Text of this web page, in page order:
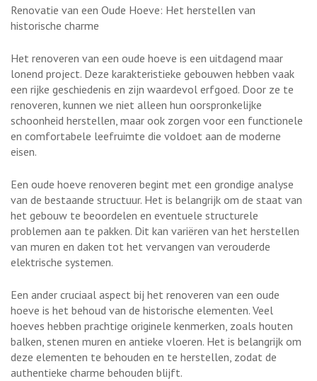
Renovatie van een Oude Hoeve: Het herstellen van
historische charme
Het renoveren van een oude hoeve is een uitdagend maar
lonend project. Deze karakteristieke gebouwen hebben vaak
een rijke geschiedenis en zijn waardevol erfgoed. Door ze te
renoveren, kunnen we niet alleen hun oorspronkelijke
schoonheid herstellen, maar ook zorgen voor een functionele
en comfortabele leefruimte die voldoet aan de moderne
eisen.
Een oude hoeve renoveren begint met een grondige analyse
van de bestaande structuur. Het is belangrijk om de staat van
het gebouw te beoordelen en eventuele structurele
problemen aan te pakken. Dit kan variëren van het herstellen
van muren en daken tot het vervangen van verouderde
elektrische systemen.
Een ander cruciaal aspect bij het renoveren van een oude
hoeve is het behoud van de historische elementen. Veel
hoeves hebben prachtige originele kenmerken, zoals houten
balken, stenen muren en antieke vloeren. Het is belangrijk om
deze elementen te behouden en te herstellen, zodat de
authentieke charme behouden blijft.